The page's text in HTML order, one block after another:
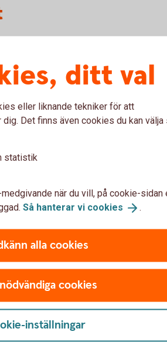
Ring oss
Öppet vardagar 08.00-
ditt val
eller liknande tekniker för att
Det finns även cookies du kan välja
statistik
när du vill, på cookie-sidan
Så hanterar vi cookies .
alla cookies
cookies
inställningar